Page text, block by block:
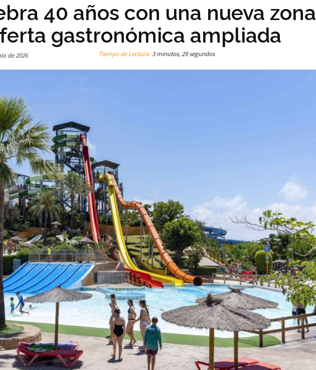
40 años con una nueva zona
gastronómica ampliada
de 2026 Tiempo de Lectura:3 minutos, 29 segundos